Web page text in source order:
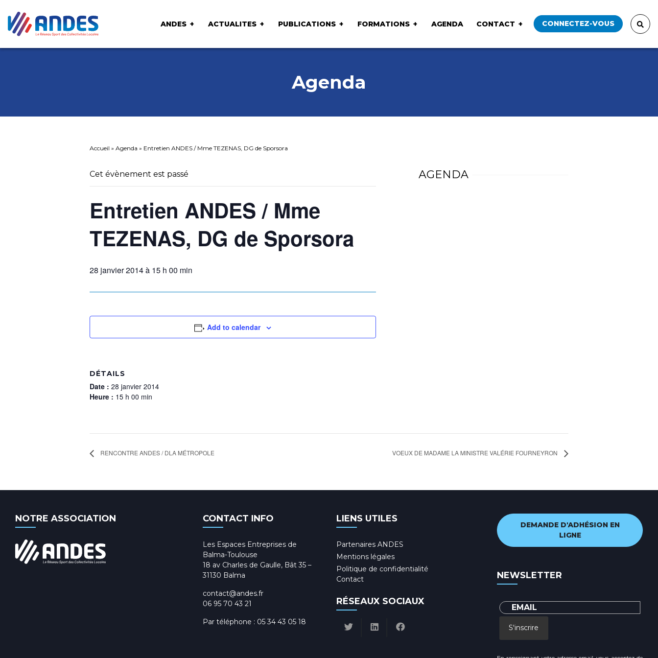
ANDES ACTUALITES PUBLICATIONS FORMATIONS AGENDA CONTACT CONNECTEZ-VOUS
Agenda
Accueil » Agenda » Entretien ANDES / Mme TEZENAS, DG de Sporsora
Cet évènement est passé
Entretien ANDES / Mme
TEZENAS, DG de Sporsora
28 janvier 2014 à 15 h 00 min
Add to calendar
DÉTAILS
Date : 28 janvier 2014
Heure : 15 h 00 min
AGENDA
RENCONTRE ANDES / DLA MÉTROPOLE VOEUX DE MADAME LA MINISTRE VALÉRIE FOURNEYRON
NOTRE ASSOCIATION CONTACT INFO
Les Espaces Entreprises de
Balma-Toulouse
18 av Charles de Gaulle, Bât 35 –
31130 Balma
contact@andes.fr
06 95 70 43 21
Par téléphone : 05 34 43 05 18
LIENS UTILES
Partenaires ANDES
Mentions légales
Politique de confidentialité
Contact
RÉSEAUX SOCIAUX
DEMANDE D'ADHÉSION EN
LIGNE
NEWSLETTER
S'inscrire